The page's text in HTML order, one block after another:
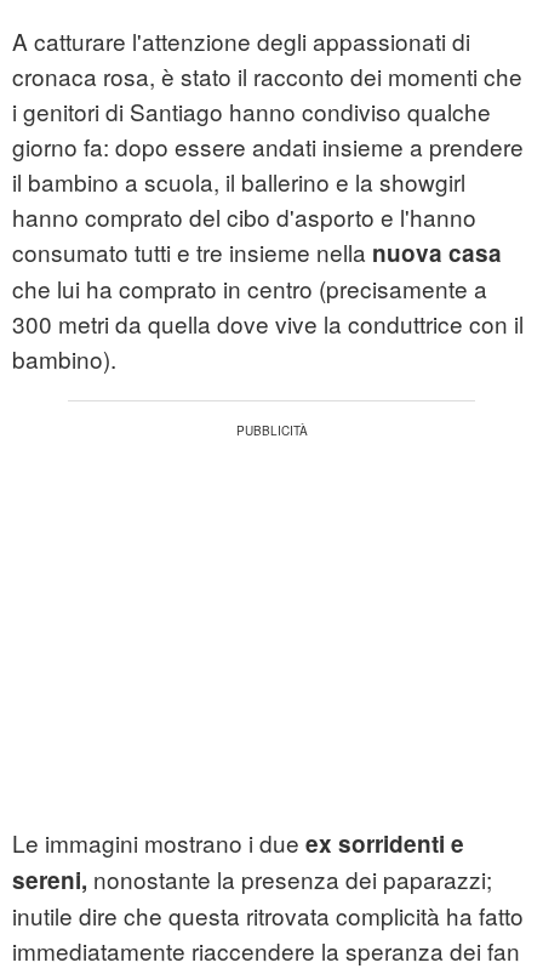
A catturare l'attenzione degli appassionati di
cronaca rosa, è stato il racconto dei momenti che
i genitori di Santiago hanno condiviso qualche
giorno fa: dopo essere andati insieme a prendere
il bambino a scuola, il ballerino e la showgirl
hanno comprato del cibo d'asporto e l'hanno
consumato tutti e tre insieme nella nuova casa
che lui ha comprato in centro (precisamente a
300 metri da quella dove vive la conduttrice con il
bambino).
Le immagini mostrano i due ex sorridenti e
sereni, nonostante la presenza dei paparazzi;
inutile dire che questa ritrovata complicità ha fatto
immediatamente riaccendere la speranza dei fan